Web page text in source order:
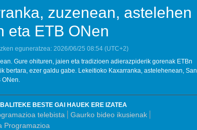
zuzenean, astelehen
eta ETB ONen
eguneratzea: 2026/06/25 08:54 (UTC+2)
Gure ohituren, jaien eta tradizioen adierazpiderik gorenak ETBn
bertara, ezer galdu gabe. Lekeitioko Kaxarranka, astelehenean, San
ONen.
BESTE GAI HAUEK ERE IZATEA
telebista
Gaurko bideo ikusienak
Programazioa